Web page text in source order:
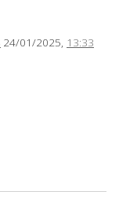
24/01/2025, 13:33